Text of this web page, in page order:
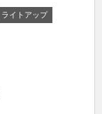
ライトアップ